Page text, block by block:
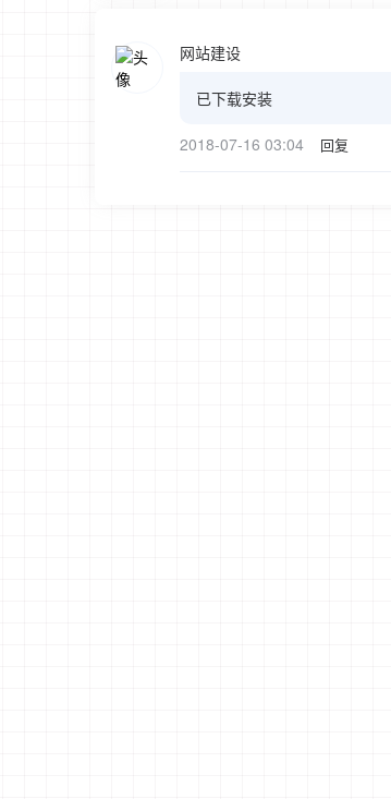
网站建设
已下载安装
2018-07-16 03:04 回复